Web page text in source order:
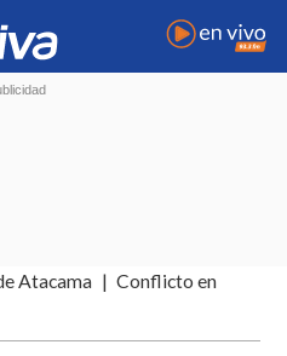
Atacama
Conflicto en